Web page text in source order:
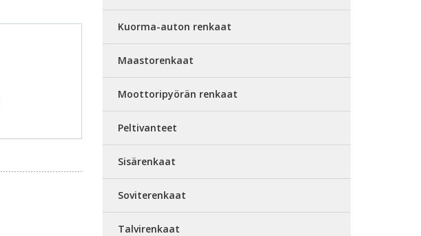
Kuorma-auton renkaat
Maastorenkaat
Moottoripyörän renkaat
Peltivanteet
Sisärenkaat
Soviterenkaat
Talvirenkaat